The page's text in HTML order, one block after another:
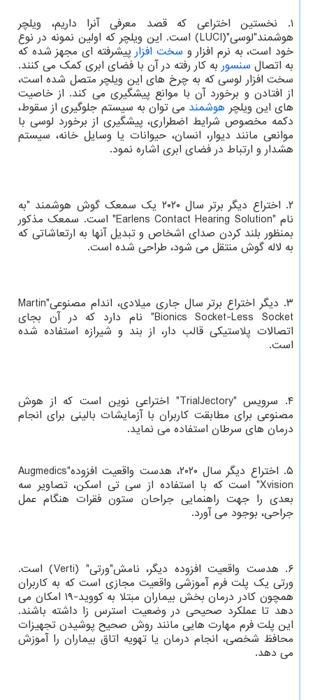
۱. نخستین اختراعی که قصد معرفی آنرا داریم، ویلچر
هوشمند"لوسی"(LUCI) است. این ویلچر که اولین نمونه در نوع
خود است، به نرم افزار و سخت افزارپیشرفته ای مجهز شده که
به اتصال سنسور به کار رفته در آن با فضای ابری کمک می کنند.
سخت افزار لوسی که به چرخ های این ویلچر متصل شده است،
از افتادن و برخورد آن با موانع پیشگیری می کند. از خاصیت
های این ویلچر هوشمند می توان به سیستم جلوگیری از سقوط،
دکمه مخصوص شرایط اضطراری، پیشگیری از برخورد لوسی با
موانعی مانند دیوار، انسان، حیوانات یا وسایل خانه، سیستم
هشدار و ارتباط در فضای ابری اشاره نمود.
۲. اختراع دیگر برتر سال ۲۰۲۰ یک سمعک گوش هوشمند "به
نام "Earlens Contact Hearing Solution" است. سمعک مذکور
بمنظور بلند کردن صدای اشخاص و تبدیل آنها به ارتعاشاتی که
به لاله گوش منتقل می شود، طراحی شده است.
۳. دیگر اختراع برتر سال جاری میلادی، اندام مصنوعی"Martin
Bionics Socket-Less Socket" نام دارد که در آن بجای
اتصالات پلاستیکی قالب دار، از بند و شیرازه استفاده شده
است.
۴. سرویس "TrialJectory" اختراعی نوین است که از هوش
مصنوعی برای مطابقت کاربران با آزمایشات بالینی برای انجام
درمان های سرطان استفاده می نماید.
۵. اختراع دیگر سال ۲۰۲۰، هدست واقعیت افزوده"Augmedics
Xvision" است که با استفاده از سی تی اسکن، تصاویر سه
بعدی را جهت راهنمایی جراحان ستون فقرات هنگام عمل
جراحی، بوجود می آورد.
۶. هدست واقعیت افزوده دیگر، نامش"ورتی" (Verti) است.
ورتی یک پلت فرم آموزشی واقعیت مجازی است که به کاربران
همچون کادر درمان بخش بیماران مبتلا به کووید-۱۹ امکان می
دهد تا عملکرد صحیحی در وضعیت استرس زا داشته باشند.
این پلت فرم مهارت هایی مانند روش صحیح پوشیدن تجهیزات
محافظ شخصی، انجام درمان یا تهویه اتاق بیماران را آموزش
می دهد.